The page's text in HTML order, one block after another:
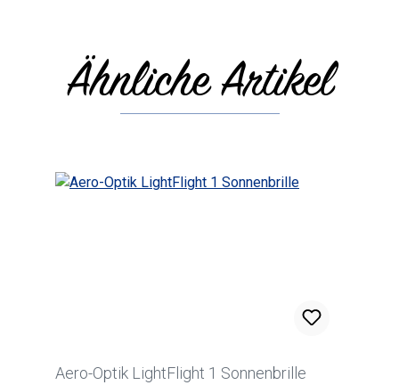
Produktgalerie überspringen
Ähnliche Artikel
Aero-Optik LightFlight 1 Sonnenbrille